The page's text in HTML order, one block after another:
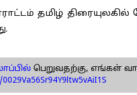
தமிழ் திரையுலகில்
பெறுவதற்கு, எங்கள்